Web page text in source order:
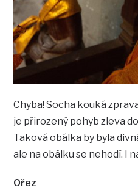
Chyba! Socha kouká
je přirozený pohyb zleva
Taková obálka by byla
ale na obálku se nehodí. I
Ořez